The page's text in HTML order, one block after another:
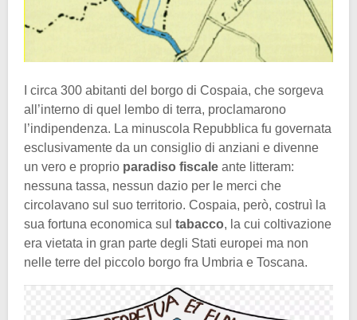
I circa 300 abitanti del borgo di Cospaia, che sorgeva
all’interno di quel lembo di terra, proclamarono
l’indipendenza. La minuscola Repubblica fu governata
esclusivamente da un consiglio di anziani e divenne
un vero e proprio paradiso fiscale ante litteram:
nessuna tassa, nessun dazio per le merci che
circolavano sul suo territorio. Cospaia, però, costruì la
sua fortuna economica sul tabacco, la cui coltivazione
era vietata in gran parte degli Stati europei ma non
nelle terre del piccolo borgo fra Umbria e Toscana.